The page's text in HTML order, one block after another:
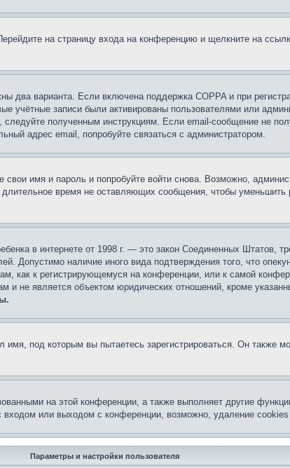
на страницу входа на конференцию и щелкните на
два варианта. Если включена поддержка COPPA и при
учётные записи были активированы пользователями или
полученным инструкциям. Если email-сообщение не
адрес email, попробуйте связаться с администратором.
свои имя и пароль и попробуйте войти снова. Возможно,
время не оставляющих сообщения, чтобы
в интернете от 1998 г. — это закон Соединенных Штатов,
Допустимо наличие иного вида подтверждения того, что
как к регистрирующемуся на конференции, или к самой
и не является объектом юридических отношений, кроме
под которым вы пытаетесь зарегистрироваться. Он также
на этой конференции, а также выполняет другие
или выходом с конференции, возможно, удаление
Параметры и настройки пользователя